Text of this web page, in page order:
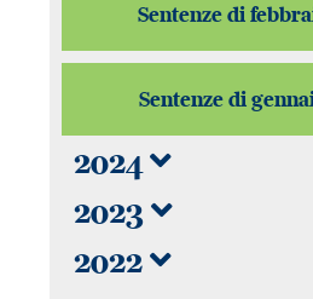
Sentenze di
Sentenze di
2024
2023
2022